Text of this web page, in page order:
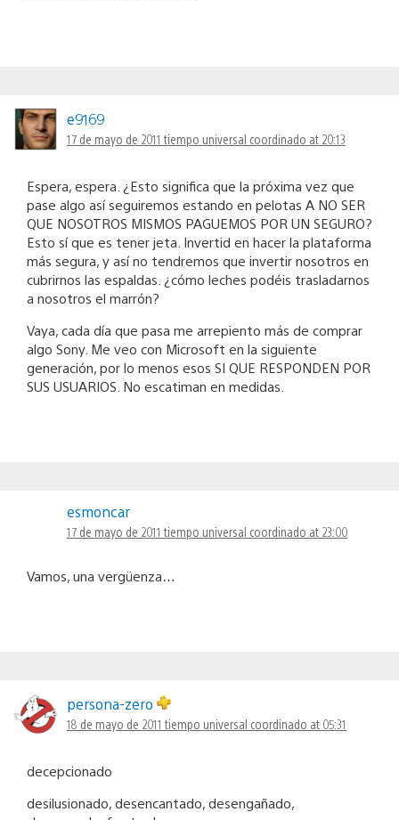
e9169
17 de mayo de 2011 tiempo universal coordinado at 20:13
Espera, espera. ¿Esto significa que la próxima vez que
pase algo así seguiremos estando en pelotas A NO SER
QUE NOSOTROS MISMOS PAGUEMOS POR UN SEGURO?
Esto sí que es tener jeta. Invertid en hacer la plataforma
más segura, y así no tendremos que invertir nosotros en
cubrirnos las espaldas. ¿cómo leches podéis trasladarnos
a nosotros el marrón?
Vaya, cada día que pasa me arrepiento más de comprar
algo Sony. Me veo con Microsoft en la siguiente
generación, por lo menos esos SI QUE RESPONDEN POR
SUS USUARIOS. No escatiman en medidas.
esmoncar
17 de mayo de 2011 tiempo universal coordinado at 23:00
Vamos, una vergüenza…
persona-zero
18 de mayo de 2011 tiempo universal coordinado at 05:31
decepcionado
desilusionado, desencantado, desengañado,